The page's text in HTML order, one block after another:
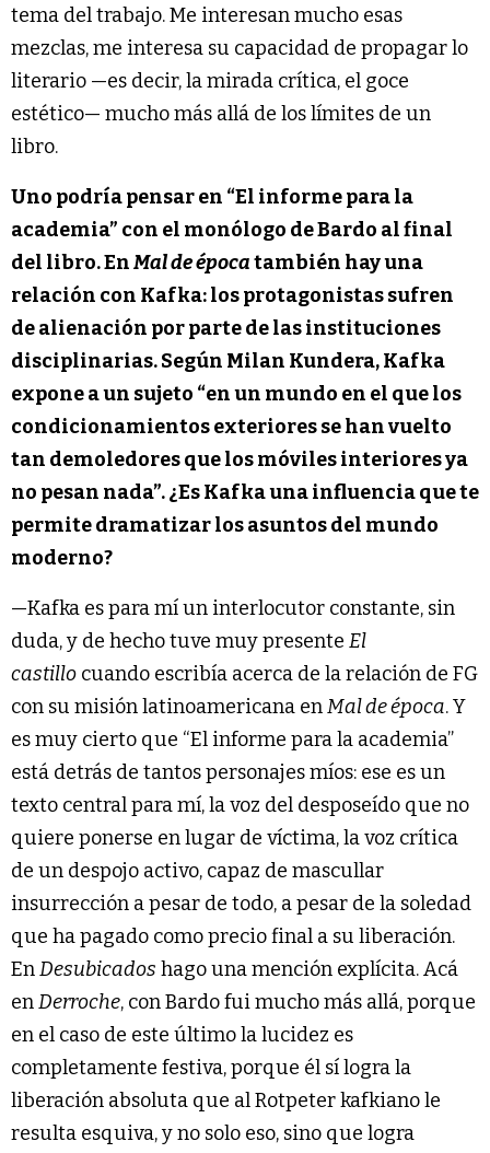
tema del trabajo. Me interesan mucho esas
mezclas, me interesa su capacidad de propagar lo
literario —es decir, la mirada crítica, el goce
estético— mucho más allá de los límites de un
libro.
Uno podría pensar en “El informe para la
academia” con el monólogo de Bardo al final
del libro. EnMal de épocatambién hay una
relación con Kafka: los protagonistas sufren
de alienación por parte de las instituciones
disciplinarias. Según Milan Kundera, Kafka
expone a un sujeto “en un mundo en el que los
condicionamientos exteriores se han vuelto
tan demoledores que los móviles interiores ya
no pesan nada”. ¿Es Kafka una influencia que te
permite dramatizar los asuntos del mundo
moderno?
—Kafka es para mí un interlocutor constante, sin
duda, y de hecho tuve muy presente El
castillo cuando escribía acerca de la relación de FG
con su misión latinoamericana enMal de época. Y
es muy cierto que “El informe para la academia”
está detrás de tantos personajes míos: ese es un
texto central para mí, la voz del desposeído que no
quiere ponerse en lugar de víctima, la voz crítica
de un despojo activo, capaz de mascullar
insurrección a pesar de todo, a pesar de la soledad
que ha pagado como precio final a su liberación.
EnDesubicados hago una mención explícita. Acá
enDerroche, con Bardo fui mucho más allá, porque
en el caso de este último la lucidez es
completamente festiva, porque él sí logra la
liberación absoluta que al Rotpeter kafkiano le
resulta esquiva, y no solo eso, sino que logra